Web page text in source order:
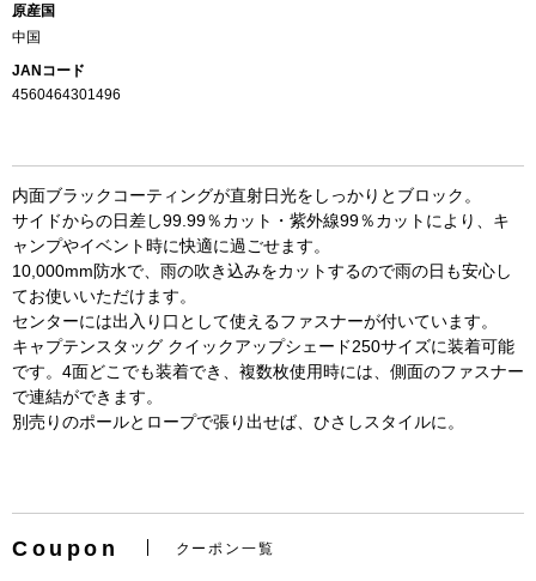
原産国
中国
JANコード
4560464301496
内面ブラックコーティングが直射日光をしっかりとブロック。
サイドからの日差し99.99％カット・紫外線99％カットにより、キ
ャンプやイベント時に快適に過ごせます。
10,000mm防水で、雨の吹き込みをカットするので雨の日も安心し
てお使いいただけます。
センターには出入り口として使えるファスナーが付いています。
キャプテンスタッグ クイックアップシェード250サイズに装着可能
です。4面どこでも装着でき、複数枚使用時には、側面のファスナー
で連結ができます。
別売りのポールとロープで張り出せば、ひさしスタイルに。
Coupon クーポン一覧